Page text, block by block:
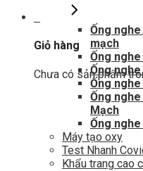
Giỏ hàng
Chưa có sản phẩm
Ống
mạch
Ống
Ống
Ống
Ống
Mạch
Ống
Máy tạo oxy
Test Nhanh
Khẩu trang cao